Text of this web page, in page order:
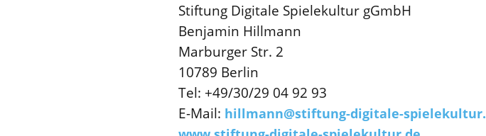
Stiftung Digitale Spielekultur gGmbH
Benjamin Hillmann
Marburger Str. 2
10789 Berlin
Tel: +49/30/29 04 92 93
E-Mail: hillmann@stiftung-digitale-